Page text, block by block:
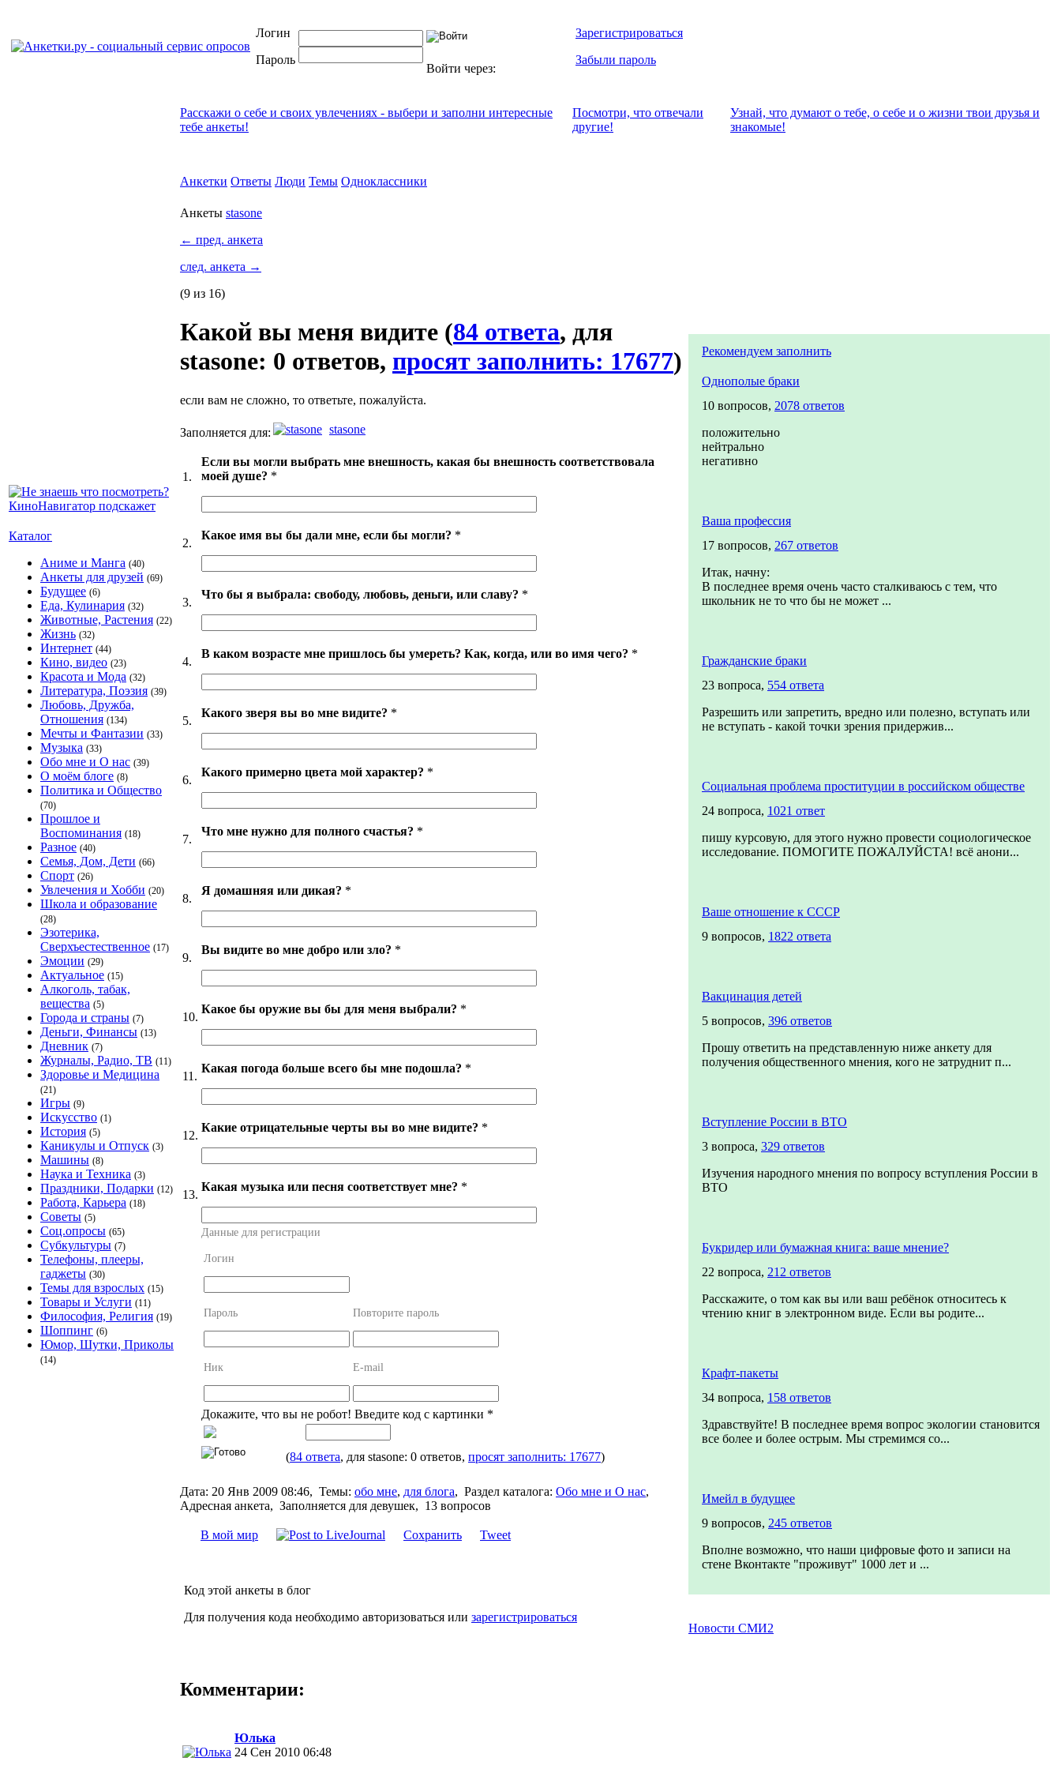
Логин
Пароль
Войти через:
Зарегистрироваться
Забыли пароль
Каталог
Аниме и Манга (40)
Анкеты для друзей (69)
Будущее (6)
Еда, Кулинария (32)
Животные, Растения (22)
Жизнь (32)
Интернет (44)
Кино, видео (23)
Красота и Мода (32)
Литература, Поэзия (39)
Любовь, Дружба,
Отношения (134)
Мечты и Фантазии (33)
Музыка (33)
Обо мне и О нас (39)
О моём блоге (8)
Политика и Общество
(70)
Прошлое и
Воспоминания (18)
Разное (40)
Семья, Дом, Дети (66)
Спорт (26)
Увлечения и Хобби (20)
Школа и образование
(28)
Эзотерика,
Сверхъестественное (17)
Эмоции (29)
Актуальное (15)
Алкоголь, табак,
вещества (5)
Города и страны (7)
Деньги, Финансы (13)
Дневник (7)
Журналы, Радио, ТВ (11)
Здоровье и Медицина
(21)
Игры (9)
Искусство (1)
История (5)
Каникулы и Отпуск (3)
Машины (8)
Наука и Техника (3)
Праздники, Подарки (12)
Работа, Карьера (18)
Советы (5)
Соц.опросы (65)
Субкультуры (7)
Телефоны, плееры,
гаджеты (30)
Темы для взрослых (15)
Товары и Услуги (11)
Философия, Религия (19)
Шоппинг (6)
Юмор, Шутки, Приколы
(14)
Расскажи о себе и своих увлечениях - выбери и заполни интересные
тебе анкеты!
Посмотри, что отвeчали
другие!
Узнай, что думают о тебе, о себе и о жизни твои друзья и
знакомые!
Анкетки Ответы Люди Темы Одноклассники
Анкеты stasone
← пред. анкета
след. анкета →
(9 из 16)
Какой вы меня видите (84 ответа, для
stasone: 0 ответов, просят заполнить: 17677)
если вам не сложно, то ответьте, пожалуйста.
Заполняется для: stasone
1.
Если вы могли выбрать мне внешность, какая бы внешность соответствовала
моей душе? *
2.
Какое имя вы бы дали мне, если бы могли? *
3.
Что бы я выбрала: свободу, любовь, деньги, или славу? *
4.
В каком возрасте мне пришлось бы умереть? Как, когда, или во имя чего? *
5.
Какого зверя вы во мне видите? *
6.
Какого примерно цвета мой характер? *
7.
Что мне нужно для полного счастья? *
8.
Я домашняя или дикая? *
9.
Вы видите во мне добро или зло? *
10.
Какое бы оружие вы бы для меня выбрали? *
11.
Какая погода больше всего бы мне подошла? *
12.
Какие отрицательные черты вы во мне видите? *
13.
Какая музыка или песня соответствует мне? *
Данные для регистрации
Логин
Пароль Повторите пароль
Ник E-mail
Докажите, что вы не робот! Введите код с картинки *
(84 ответа, для stasone: 0 ответов, просят заполнить: 17677)
Дата: 20 Янв 2009 08:46, Темы: обо мне, для блога, Раздел каталога: Обо мне и О нас,
Адресная анкета, Заполняется для девушек, 13 вопросов
В мой мир Сохранить Tweet
Код этой анкеты в блог
Для получения кода необходимо авторизоваться или зарегистрироваться
Комментарии:
Юлька
24 Сен 2010 06:48
Рекомендуем заполнить
Однополые браки
10 вопросов, 2078 ответов
положительно
нейтрально
негативно
Ваша профессия
17 вопросов, 267 ответов
Итак, начну:
В последнее время очень часто сталкиваюсь с тем, что
школьник не то что бы не может ...
Гражданские браки
23 вопроса, 554 ответа
Разрешить или запретить, вредно или полезно, вступать или
не вступать - какой точки зрения придержив...
Социальная проблема проституции в российском обществе
24 вопроса, 1021 ответ
пишу курсовую, для этого нужно провести социологическое
исследование. ПОМОГИТЕ ПОЖАЛУЙСТА! всё анони...
Ваше отношение к СССР
9 вопросов, 1822 ответа
Вакцинация детей
5 вопросов, 396 ответов
Прошу ответить на представленную ниже анкету для
получения общественного мнения, кого не затруднит п...
Вступление России в ВТО
3 вопроса, 329 ответов
Изучения народного мнения по вопросу вступления России в
ВТО
Букридер или бумажная книга: ваше мнение?
22 вопроса, 212 ответов
Расскажите, о том как вы или ваш ребёнок относитесь к
чтению книг в электронном виде. Если вы родите...
Крафт-пакеты
34 вопроса, 158 ответов
Здравствуйте! В последнее время вопрос экологии становится
все более и более острым. Мы стремимся со...
Имейл в будущее
9 вопросов, 245 ответов
Вполне возможно, что наши цифровые фото и записи на
стене Вконтакте "проживут" 1000 лет и ...
Новости СМИ2